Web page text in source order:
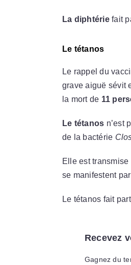
La diphtériefait
Le tétanos
Le rappel du
grave aiguë sévit
la mort de 11
Le tétanos n’est
de la bactérie
Elle est transmise
se manifestent
Le tétanos fait
Recevez
Gagnez du